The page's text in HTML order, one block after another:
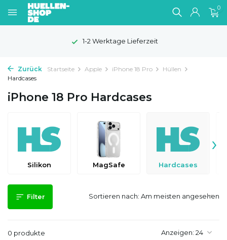
0
1-2 Werktage Lieferzeit
Zurück Startseite Apple iPhone 18 Pro
Hüllen
Hardcases
iPhone 18 Pro Hardcases
Silikon MagSafe Hardcases
›
Filter
0 produkte Anzeigen:
Sortieren nach: